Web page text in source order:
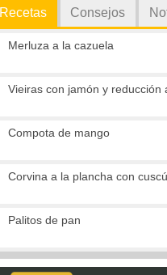
Recetas
Merluza a la cazuela
Vieiras con jamón y reducción
Compota de mango
Corvina a la plancha con
Palitos de pan
Tronco de chocolate y turrón
Consejos